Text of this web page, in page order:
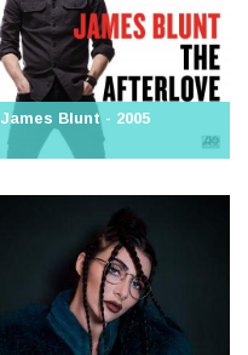
James Blunt - 2005